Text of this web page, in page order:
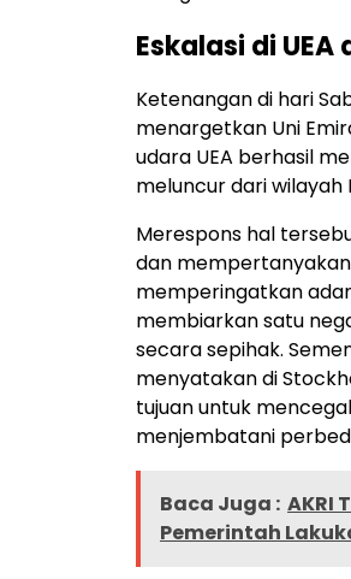
Eskalasi di
Ketenangan di hari
menargetkan Uni
udara UEA berhasil
meluncur dari
Merespons hal
dan mempertanyakan
memperingatkan
membiarkan satu
secara sepihak.
menyatakan di
tujuan untuk
menjembatani
Baca Juga : AKRI
Pemerintah